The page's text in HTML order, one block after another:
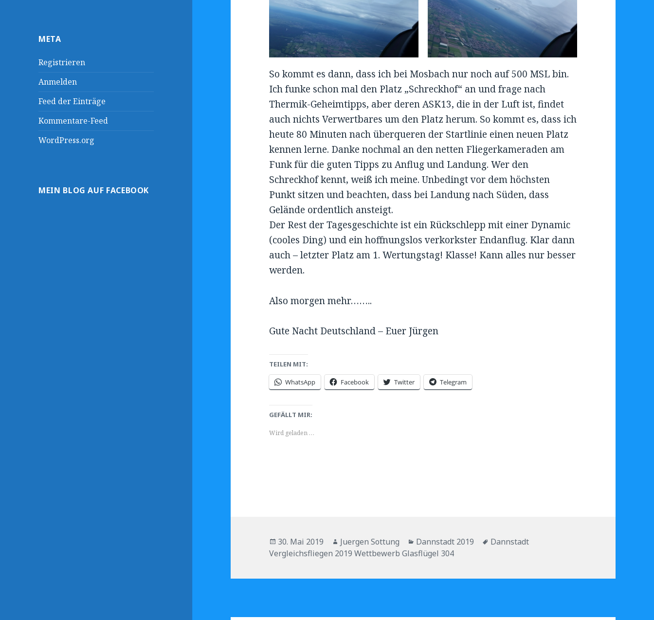
META
Registrieren
Anmelden
Feed der Einträge
Kommentare-Feed
WordPress.org
MEIN BLOG AUF FACEBOOK
So kommt es dann, dass ich bei Mosbach nur noch auf 500 MSL bin.
Ich funke schon mal den Platz „Schreckhof“ an und frage nach
Thermik-Geheimtipps, aber deren ASK13, die in der Luft ist, findet
auch nichts Verwertbares um den Platz herum. So kommt es, dass ich
heute 80 Minuten nach überqueren der Startlinie einen neuen Platz
kennen lerne. Danke nochmal an den netten Fliegerkameraden am
Funk für die guten Tipps zu Anflug und Landung. Wer den
Schreckhof kennt, weiß ich meine. Unbedingt vor dem höchsten
Punkt sitzen und beachten, dass bei Landung nach Süden, dass
Gelände ordentlich ansteigt.
Der Rest der Tagesgeschichte ist ein Rückschlepp mit einer Dynamic
(cooles Ding) und ein hoffnungslos verkorkster Endanflug. Klar dann
auch – letzter Platz am 1. Wertungstag! Klasse! Kann alles nur besser
werden.
Also morgen mehr……..
Gute Nacht Deutschland – Euer Jürgen
TEILEN MIT:
WhatsApp Facebook Twitter Telegram
GEFÄLLT MIR:
Wird geladen …
Veröffentlicht
am
30. Mai 2019 Autor
Juergen Sottung Kategorien
Dannstadt 2019 Schlagwörter
Dannstadt
Vergleichsfliegen 2019 Wettbewerb Glasflügel 304